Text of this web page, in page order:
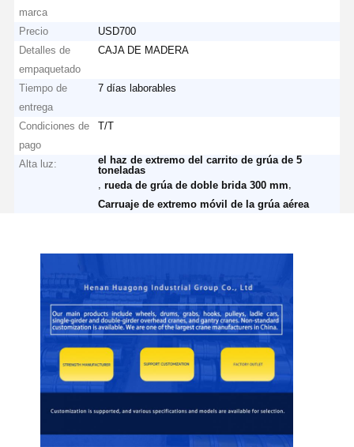
marca
Precio
USD700
Detalles de
empaquetado
CAJA DE MADERA
Tiempo de
entrega
7 días laborables
Condiciones de
pago
T/T
Alta luz:
el haz de extremo del carrito de grúa de 5
toneladas
,rueda de grúa de doble brida 300 mm
Carruaje de extremo móvil de la grúa aérea